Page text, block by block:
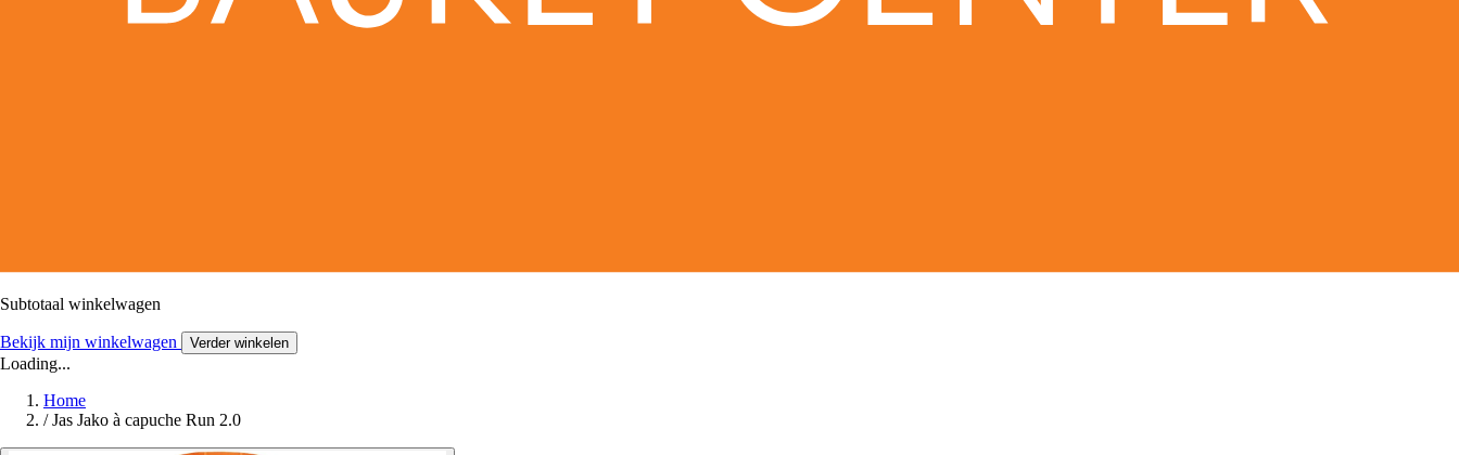
Subtotaal winkelwagen
Bekijk mijn winkelwagen Verder winkelen
Loading...
Home
/ Jas Jako à capuche Run 2.0